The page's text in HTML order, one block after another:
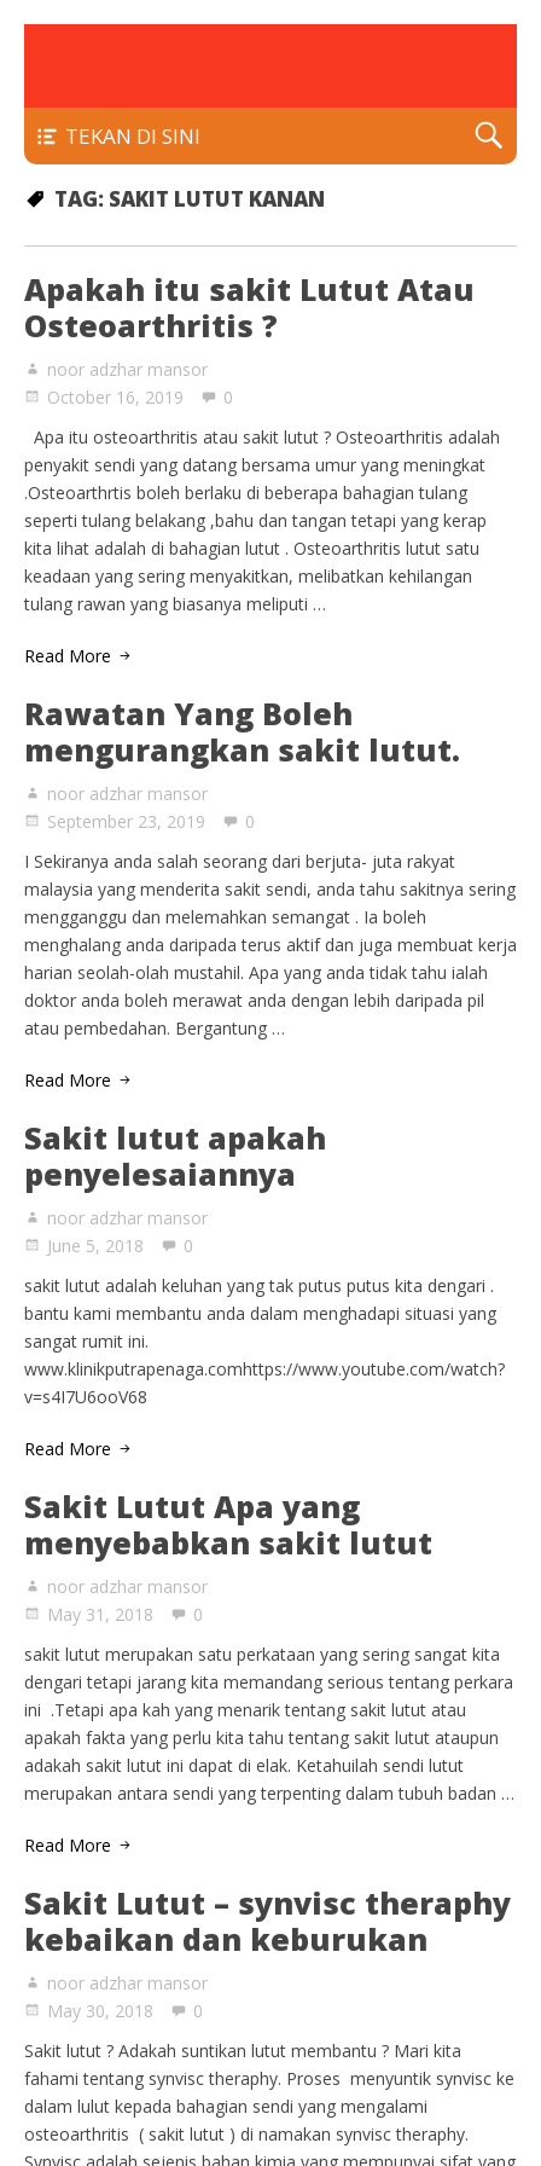
TEKAN DI SINI
TAG: SAKIT LUTUT KANAN
Apakah itu sakit Lutut Atau
Osteoarthritis ?
noor adzhar mansor
October 16, 2019
0
Apa itu osteoarthritis atau sakit lutut ? Osteoarthritis adalah
penyakit sendi yang datang bersama umur yang meningkat
.Osteoarthrtis boleh berlaku di beberapa bahagian tulang
seperti tulang belakang ,bahu dan tangan tetapi yang kerap
kita lihat adalah di bahagian lutut . Osteoarthritis lutut satu
keadaan yang sering menyakitkan, melibatkan kehilangan
tulang rawan yang biasanya meliputi …
Read More
Rawatan Yang Boleh
mengurangkan sakit lutut.
noor adzhar mansor
September 23, 2019
0
I Sekiranya anda salah seorang dari berjuta- juta rakyat
malaysia yang menderita sakit sendi, anda tahu sakitnya sering
mengganggu dan melemahkan semangat . Ia boleh
menghalang anda daripada terus aktif dan juga membuat kerja
harian seolah-olah mustahil. Apa yang anda tidak tahu ialah
doktor anda boleh merawat anda dengan lebih daripada pil
atau pembedahan. Bergantung …
Read More
Sakit lutut apakah
penyelesaiannya
noor adzhar mansor
June 5, 2018
0
sakit lutut adalah keluhan yang tak putus putus kita dengari .
bantu kami membantu anda dalam menghadapi situasi yang
sangat rumit ini.
www.klinikputrapenaga.comhttps://www.youtube.com/watch?
v=s4I7U6ooV68
Read More
Sakit Lutut Apa yang
menyebabkan sakit lutut
noor adzhar mansor
May 31, 2018
0
sakit lutut merupakan satu perkataan yang sering sangat kita
dengari tetapi jarang kita memandang serious tentang perkara
ini .Tetapi apa kah yang menarik tentang sakit lutut atau
apakah fakta yang perlu kita tahu tentang sakit lutut ataupun
adakah sakit lutut ini dapat di elak. Ketahuilah sendi lutut
merupakan antara sendi yang terpenting dalam tubuh badan …
Read More
Sakit Lutut – synvisc theraphy
kebaikan dan keburukan
noor adzhar mansor
May 30, 2018
0
Sakit lutut ? Adakah suntikan lutut membantu ? Mari kita
fahami tentang synvisc theraphy. Proses menyuntik synvisc ke
dalam lulut kepada bahagian sendi yang mengalami
osteoarthritis ( sakit lutut ) di namakan synvisc theraphy.